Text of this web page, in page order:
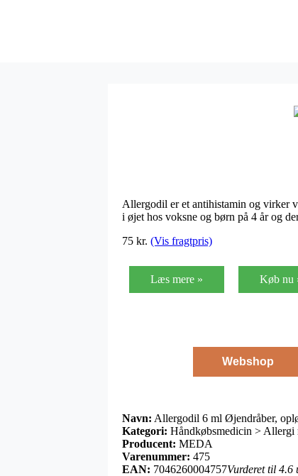
Allergodil er et antihistamin og virker
i øjet hos voksne og børn på 4 år og
75 kr. (Vis fragtpris)
Læs mere » Køb nu
Webshop
Navn: Allergodil 6 ml Øjendråber,
Kategori: Håndkøbsmedicin >
Producent: MEDA
Varenummer: 475
EAN: 7046260004757Vurderet til 4.6